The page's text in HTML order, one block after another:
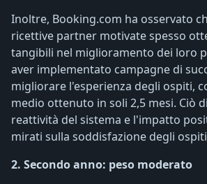
Inoltre, Booking.com ha osservato
ricettive partner motivate spesso
tangibili nel miglioramento dei loro
aver implementato campagne di
migliorare l'esperienza degli ospiti,
medio ottenuto in soli 2,5 mesi. Ciò
reattività del sistema e l'impatto
mirati sulla soddisfazione degli
2. Secondo anno: peso moderato